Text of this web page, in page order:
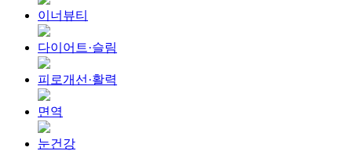
이너뷰티
다이어트·슬림
피로개선·활력
면역
눈건강